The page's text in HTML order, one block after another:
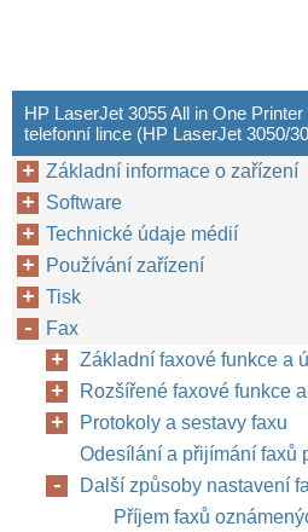
HP LaserJet 3055 All in One
telefonní lince (HP LaserJet 3050/
Základní informace o zařízení
Software
Technické údaje médií
Používání zařízení
Tisk
Fax
Základní faxové funkce a
Rozšířené faxové funkce
Protokoly a sestavy faxu
Odesílání a přijímání faxů
Další způsoby nastavení
Příjem faxů